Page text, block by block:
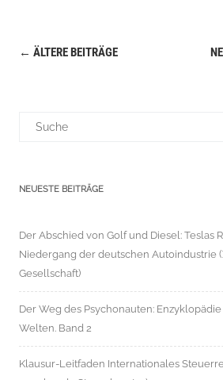
← ÄLTERE BEITRÄGE
NEUESTE BEITRÄGE
Der Abschied von Golf und Diesel: Teslas
Niedergang der deutschen Autoindustrie
Gesellschaft)
Der Weg des Psychonauten:
Welten. Band 2
Klausur-Leitfaden Internationales